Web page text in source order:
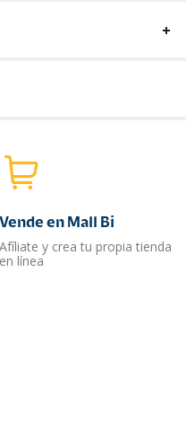
Vende en Mall Bi
Afíliate y crea tu propia tienda
en línea